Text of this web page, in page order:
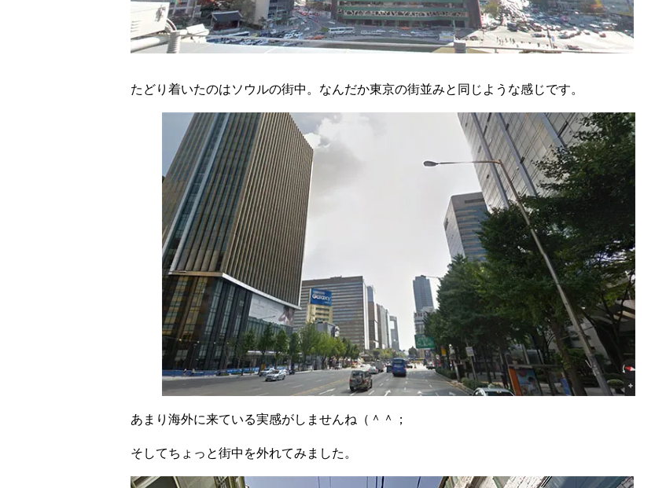
たどり着いたのはソウルの街中。なんだか東京の街並みと同じような感じです。
あまり海外に来ている実感がしませんね（＾＾；
そしてちょっと街中を外れてみました。